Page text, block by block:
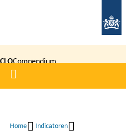
inhoud
gaan
CLOCompendium
voor de
Home
Home Indicatoren